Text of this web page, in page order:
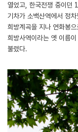
열었고, 한국전쟁 중이던
기차가 소백산역에서 정
희방계곡을 지나 연화봉
희방사역이라는 옛 이름
불렸다.